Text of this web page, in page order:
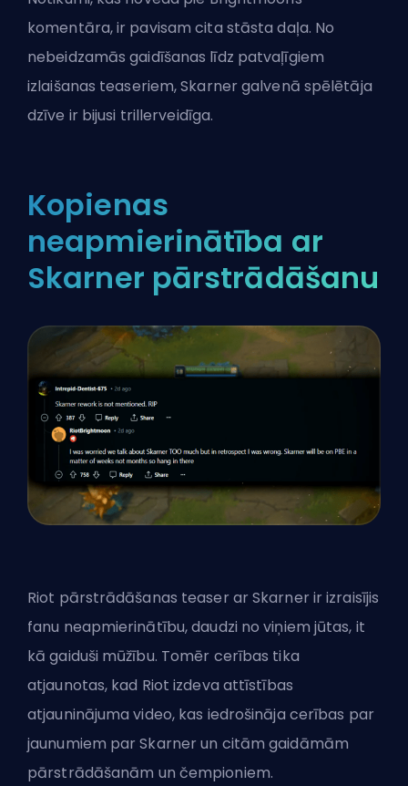
komentāra, ir pavisam cita stāsta daļa. No
nebeidzamās gaidīšanas līdz patvaļīgiem
izlaišanas teaseriem, Skarner galvenā spēlētāja
dzīve ir bijusi trillerveidīga.
Kopienas
neapmierinātība ar
Skarner pārstrādāšanu
Riot pārstrādāšanas teaser ar Skarner ir izraisījis
fanu neapmierinātību, daudzi no viņiem jūtas, it
kā gaiduši mūžību. Tomēr cerības tika
atjaunotas, kad Riot izdeva attīstības
atjauninājuma video, kas iedrošināja cerības par
jaunumiem par Skarner un citām gaidāmām
pārstrādāšanām un čempioniem.